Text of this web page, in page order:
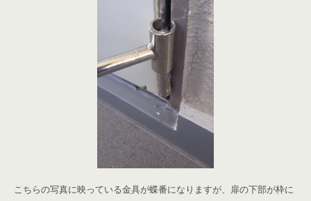
こちらの写真に映っている金具が蝶番になりますが、扉の下部が枠に